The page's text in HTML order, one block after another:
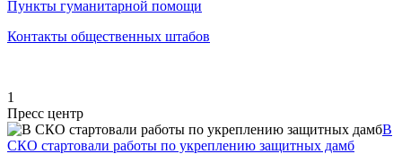
Пункты гуманитарной помощи
Контакты общественных штабов
1
Пресс центр
В
СКО стартовали работы по укреплению защитных дамб